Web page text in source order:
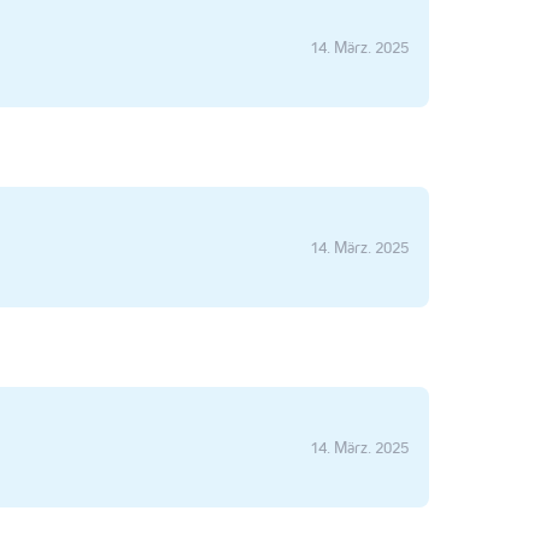
14. März. 2025
14. März. 2025
14. März. 2025